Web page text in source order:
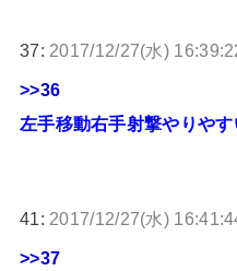
37: 2017/12/27(水)
>>36
左手移動右手射撃やりやす
41: 2017/12/27(水)
>>37